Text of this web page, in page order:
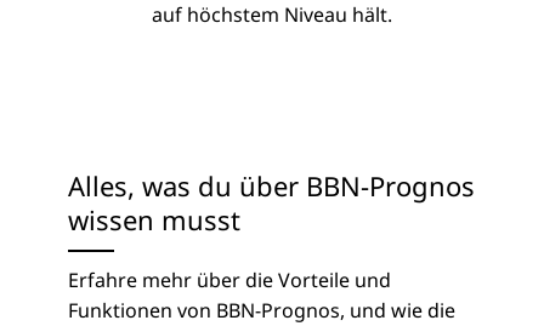
auf höchstem Niveau hält.
Alles, was du über BBN-Prognos
wissen musst
Erfahre mehr über die Vorteile und
Funktionen von BBN-Prognos, und wie die